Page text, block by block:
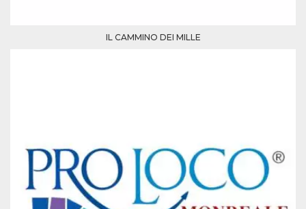
IL CAMMINO DEI MILLE